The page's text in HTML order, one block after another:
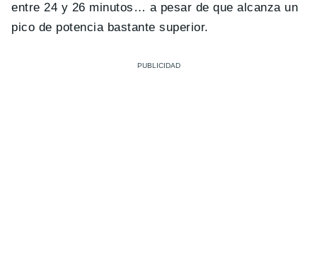
entre 24 y 26 minutos… a pesar de que alcanza un
pico de potencia bastante superior.